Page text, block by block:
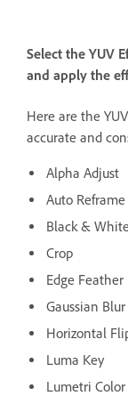
Select the YUV
and apply the
Here are the
accurate and
Alpha Adjust
Auto Reframe
Black &
Crop
Edge Feather
Gaussian Blur
Horizontal
Luma Key
Lumetri Color